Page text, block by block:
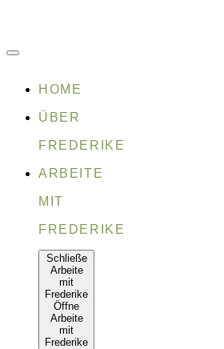
Inhalt
HOME
ÜBER
FREDERIKE
ARBEITE
MIT
FREDERIKE
Schließe
Arbeite
mit
Frederike
Öffne
Arbeite
mit
Frederike